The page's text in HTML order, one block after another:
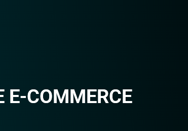
E-COMMERCE